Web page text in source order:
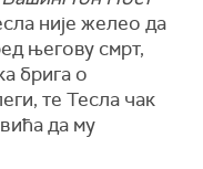
није желео да
његову смрт,
брига о
те Тесла чак
да му